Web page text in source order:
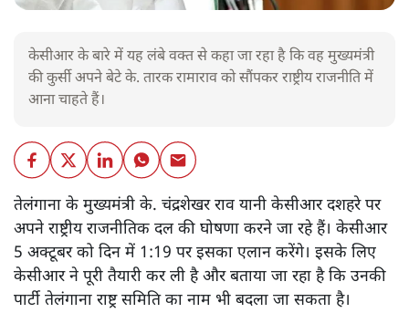
केसीआर के बारे में यह लंबे वक्त से कहा जा रहा है कि वह मुख्यमंत्री
की कुर्सी अपने बेटे के. तारक रामाराव को सौंपकर राष्ट्रीय राजनीति में
आना चाहते हैं।
तेलंगाना के मुख्यमंत्री के. चंद्रशेखर राव यानी केसीआर दशहरे पर
अपने राष्ट्रीय राजनीतिक दल की घोषणा करने जा रहे हैं। केसीआर
5 अक्टूबर को दिन में 1:19 पर इसका एलान करेंगे। इसके लिए
केसीआर ने पूरी तैयारी कर ली है और बताया जा रहा है कि उनकी
पार्टी तेलंगाना राष्ट्र समिति का नाम भी बदला जा सकता है।